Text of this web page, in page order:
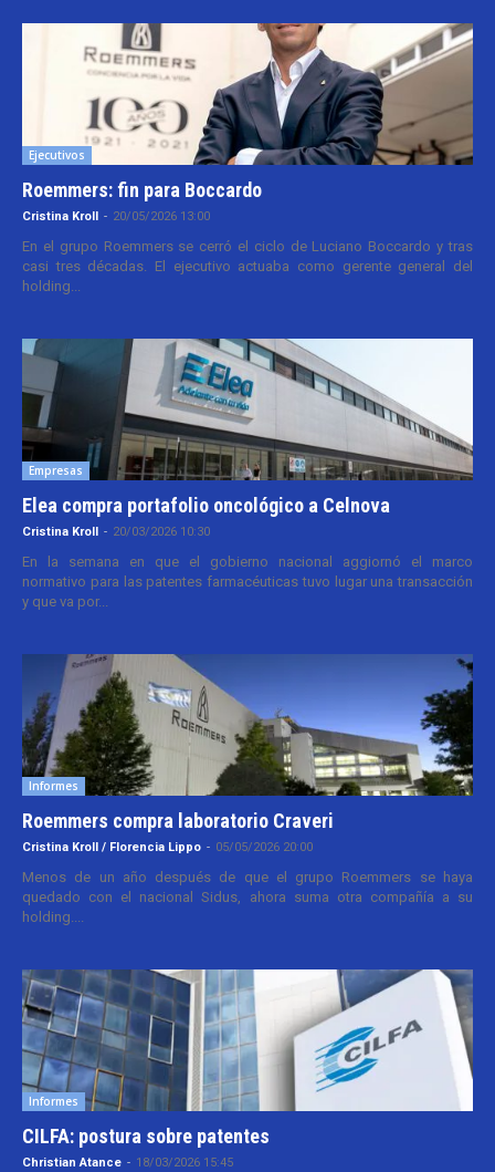
Ejecutivos
Roemmers: fin para Boccardo
Cristina Kroll - 20/05/2026 13:00
En el grupo Roemmers se cerró el ciclo de Luciano Boccardo y tras
casi tres décadas. El ejecutivo actuaba como gerente general del
holding...
Empresas
Elea compra portafolio oncológico a Celnova
Cristina Kroll - 20/03/2026 10:30
En la semana en que el gobierno nacional aggiornó el marco
normativo para las patentes farmacéuticas tuvo lugar una transacción
y que va por...
Informes
Roemmers compra laboratorio Craveri
Cristina Kroll / Florencia Lippo - 05/05/2026 20:00
Menos de un año después de que el grupo Roemmers se haya
quedado con el nacional Sidus, ahora suma otra compañía a su
holding....
Informes
CILFA: postura sobre patentes
Christian Atance - 18/03/2026 15:45